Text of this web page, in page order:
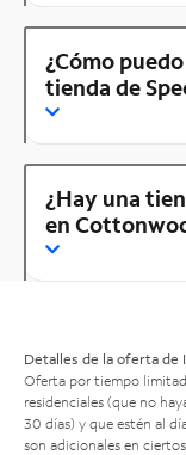
¿Cómo
tienda de
¿Hay una
en
Detalles de la oferta de
Oferta por tiempo
residenciales (que no
30 días) y que estén al
son adicionales en